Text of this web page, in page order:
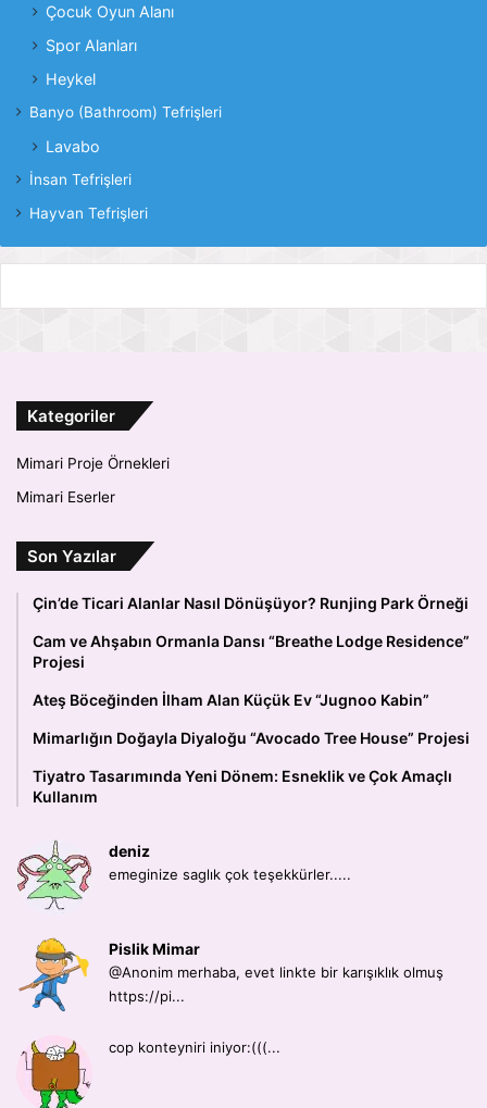
Çocuk Oyun Alanı
Spor Alanları
Heykel
Banyo (Bathroom) Tefrişleri
Lavabo
İnsan Tefrişleri
Hayvan Tefrişleri
Kategoriler
Mimari Proje Örnekleri
Mimari Eserler
Son Yazılar
Çin’de Ticari Alanlar Nasıl Dönüşüyor? Runjing Park Örneği
Cam ve Ahşabın Ormanla Dansı “Breathe Lodge Residence”
Projesi
Ateş Böceğinden İlham Alan Küçük Ev “Jugnoo Kabin”
Mimarlığın Doğayla Diyaloğu “Avocado Tree House” Projesi
Tiyatro Tasarımında Yeni Dönem: Esneklik ve Çok Amaçlı
Kullanım
deniz
emeginize saglık çok teşekkürler.....
Pislik Mimar
@Anonim merhaba, evet linkte bir karışıklık olmuş
https://pi...
cop konteyniri iniyor:(((...